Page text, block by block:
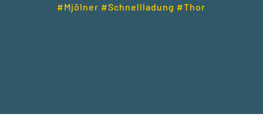
#Mjölner #Schnellladung #Thor